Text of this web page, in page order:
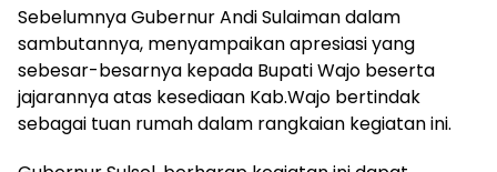
Sebelumnya Gubernur Andi Sulaiman dalam
sambutannya, menyampaikan apresiasi yang
sebesar-besarnya kepada Bupati Wajo beserta
jajarannya atas kesediaan Kab.Wajo bertindak
sebagai tuan rumah dalam rangkaian kegiatan ini.